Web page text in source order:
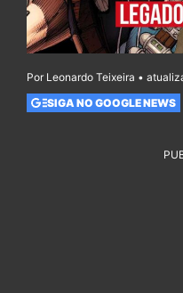
Por Leonardo Teixeira •
SIGA NO GOOGLE NEWS